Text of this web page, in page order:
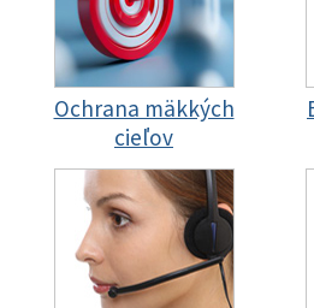
Ochrana mäkkých
cieľov